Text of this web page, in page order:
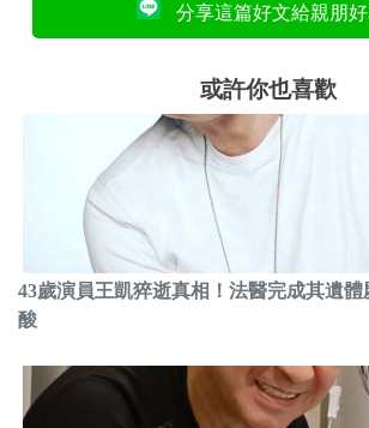
分享這篇好文給親朋好
或許你也喜歡
43歲演員王凱猝逝真相！法醫完成其遺
酸